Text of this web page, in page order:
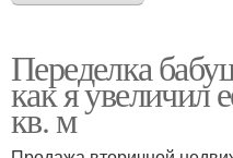
Переделка
как я увеличил
кв. м